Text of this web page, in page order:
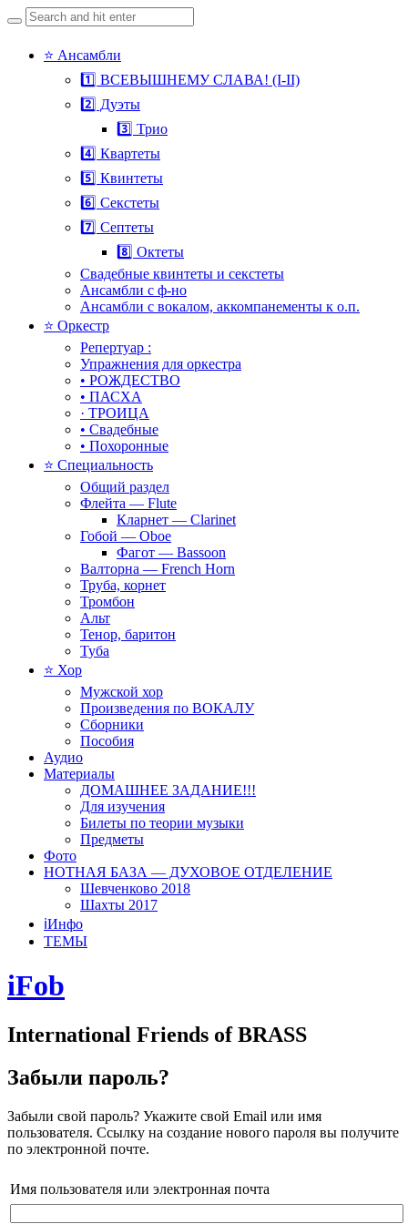
Search
for:
Skip
⭐ Ансамбли
1️⃣ ВСЕВЫШНЕМУ СЛАВА! (I-II)
2️⃣ Дуэты
3️⃣ Трио
4️⃣ Квартеты
5️⃣ Квинтеты
6️⃣ Секстеты
7️⃣ Септеты
8️⃣ Октеты
Свадебные квинтеты и секстеты
Ансамбли с ф-но
Ансамбли с вокалом, аккомпанементы к о.п.
⭐ Оркестр
Репертуар :
Упражнения для оркестра
• РОЖДЕСТВО
• ПАСХА
· ТРОИЦА
• Свадебные
• Похоронные
⭐ Специальность
Общий раздел
Флейта — Flute
Кларнет — Clarinet
Гобой — Oboe
Фагот — Bassoon
Валторна — French Horn
Труба, корнет
Тромбон
Альт
Тенор, баритон
Туба
⭐ Хор
Мужской хор
Произведения по ВОКАЛУ
Сборники
Пособия
Аудио
Материалы
ДОМАШНЕЕ ЗАДАНИЕ!!!
Для изучения
Билеты по теории музыки
Предметы
Фото
НОТНАЯ БАЗА — ДУХОВОЕ ОТДЕЛЕНИЕ
Шевченково 2018
Шахты 2017
ℹ️Инфо
ТЕМЫ
iFob
International Friends of BRASS
Забыли пароль?
Забыли свой пароль? Укажите свой Email или имя
пользователя. Ссылку на создание нового пароля вы получите
по электронной почте.
Имя пользователя или электронная почта